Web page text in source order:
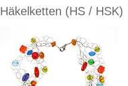
Häkelketten (HS / HSK)